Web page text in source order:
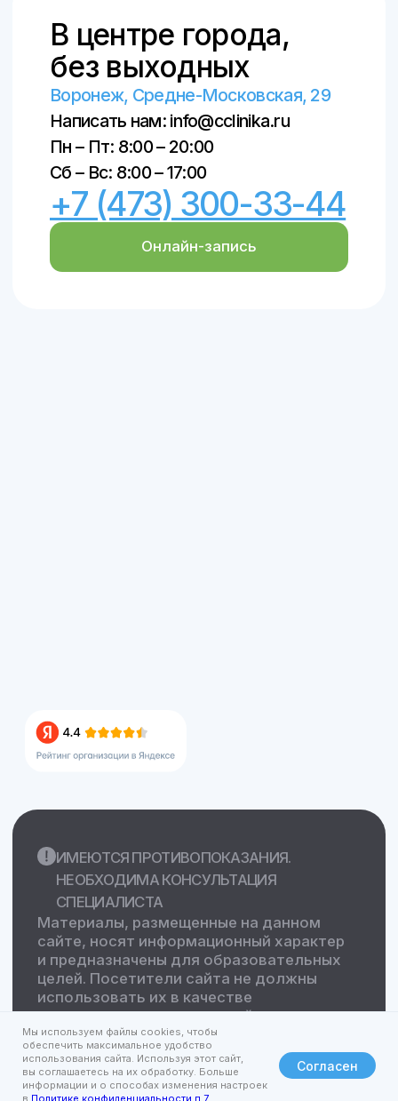
постановки диагноза себе или третьим
лицам
Лицензия клиники: Л041-01136-
36/00327806
ПОЛЬЗОВАТЕЛЬСКОЕ СОГЛАШЕНИЕ
2026
© Создание сайта и продвижение –
SpaceMilk, 2019–2026
© Создание авторских статей – Ксения
Вобликова, 2018–2026
Мы используем файлы cookies, чтобы
обеспечить максимальное удобство
использования сайта. Используя этот сайт,
вы соглашаетесь на их обработку. Больше
информации и о способах изменения настроек
в Политике конфиденциальности п.7
Согласен